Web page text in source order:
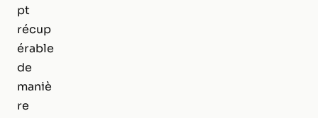
pt
récup
érable
de
maniè
re